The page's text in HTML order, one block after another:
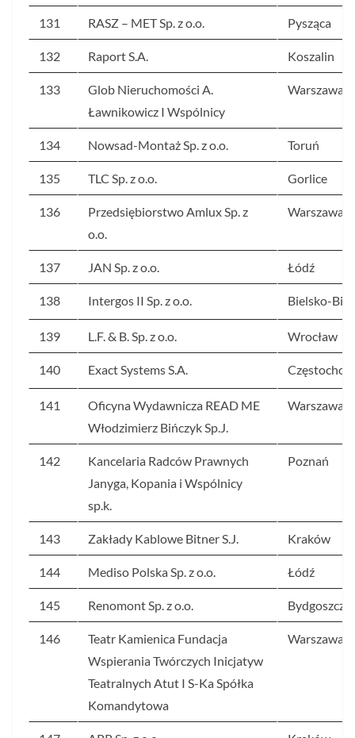
131 RASZ – MET Sp. z o.o. Pysząca
132 Raport S.A. Koszalin
133
Glob Nieruchomości A.
Ławnikowicz I Wspólnicy
Warszawa
134 Nowsad-Montaż Sp. z o.o. Toruń
135 TLC Sp. z o.o. Gorlice
136
Przedsiębiorstwo Amlux Sp. z
o.o.
Warszawa
137 JAN Sp. z o.o. Łódź
138 Intergos II Sp. z o.o. Bielsko-
139 L.F. & B. Sp. z o.o. Wrocław
140 Exact Systems S.A.
141
Oficyna Wydawnicza READ ME
Włodzimierz Bińczyk Sp.J.
Warszawa
142
Kancelaria Radców Prawnych
Janyga, Kopania i Wspólnicy
sp.k.
Poznań
143 Zakłady Kablowe Bitner S.J. Kraków
144 Mediso Polska Sp. z o.o. Łódź
145 Renomont Sp. z o.o. Bydgoszcz
146
Teatr Kamienica Fundacja
Wspierania Twórczych Inicjatyw
Teatralnych Atut I S-Ka Spółka
Komandytowa
Warszawa